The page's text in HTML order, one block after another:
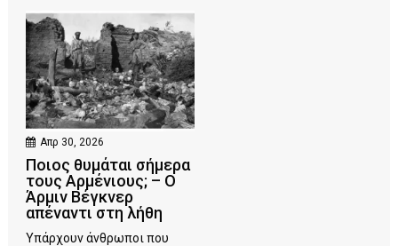
Απρ 30, 2026
Ποιος θυμάται σήμερα
τους Αρμένιους; – Ο
Άρμιν Βέγκνερ
απέναντι στη λήθη
Υπάρχουν άνθρωποι που